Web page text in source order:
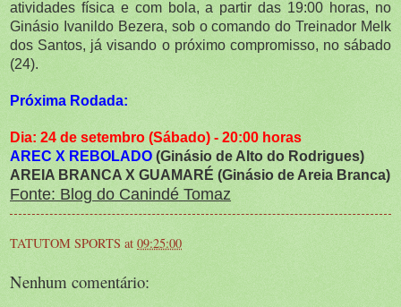
atividades física e com bola, a partir das 19:00 horas, no
Ginásio Ivanildo Bezera, sob o comando do Treinador Melk
dos Santos, já visando o próximo compromisso, no sábado
(24).
Próxima Rodada:
Dia: 24 de setembro (Sábado) - 20:00 horas
AREC X REBOLADO (Ginásio de Alto do Rodrigues)
AREIA BRANCA X GUAMARÉ (Ginásio de Areia Branca)
Fonte: Blog do Canindé Tomaz
TATUTOM SPORTS at 09:25:00
Nenhum comentário: